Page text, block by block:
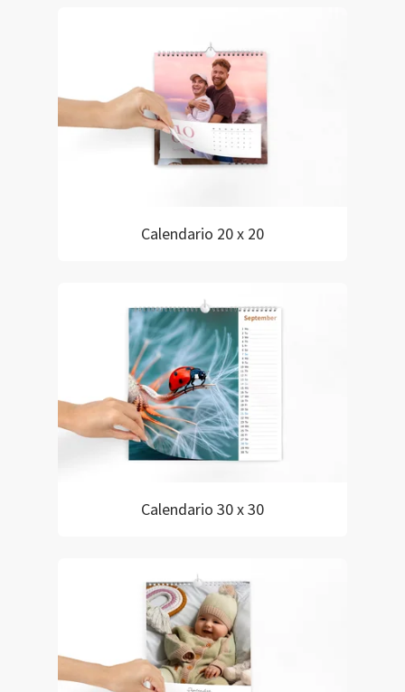
Calendario 20 x 20
Calendario 30 x 30